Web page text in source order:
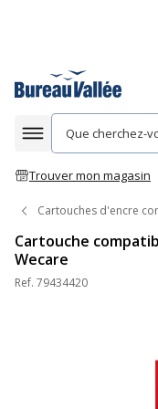
Afficher la
Trouver mon magasin
Cartouches d'encre
Cartouche
Wecare
Ref. 79434420